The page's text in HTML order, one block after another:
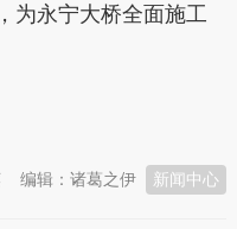
为永宁大桥全面施工
新闻中心
编辑：诸葛之伊